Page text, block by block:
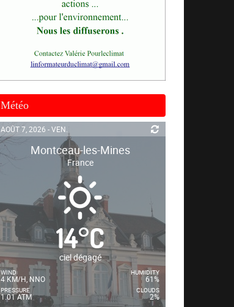
Météo
AOÛT 7, 2026 - VEN.
Montceau-les-Mines
France
14°C
ciel dégagé
WIND
4 KM/H, NNO
PRESSURE
1.01 ATM
HUMIDITY
61%
CLOUDS
2%